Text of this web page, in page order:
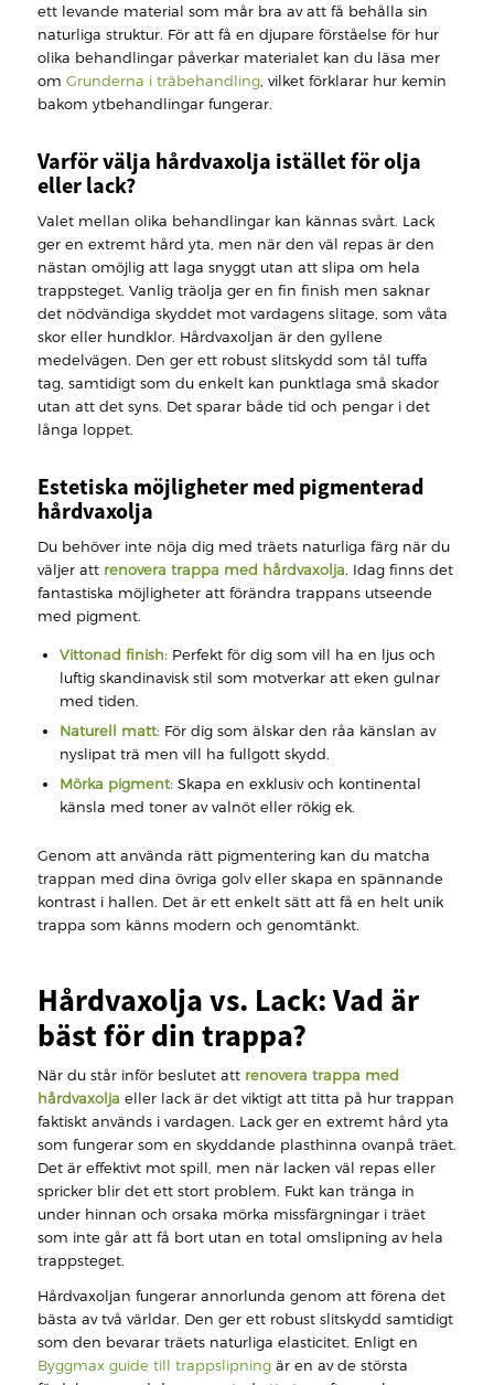
ett levande material som mår bra av att få behålla sin
naturliga struktur. För att få en djupare förståelse för hur
olika behandlingar påverkar materialet kan du läsa mer
om Grunderna i träbehandling, vilket förklarar hur kemin
bakom ytbehandlingar fungerar.
Varför välja hårdvaxolja istället för olja
eller lack?
Valet mellan olika behandlingar kan kännas svårt. Lack
ger en extremt hård yta, men när den väl repas är den
nästan omöjlig att laga snyggt utan att slipa om hela
trappsteget. Vanlig träolja ger en fin finish men saknar
det nödvändiga skyddet mot vardagens slitage, som våta
skor eller hundklor. Hårdvaxoljan är den gyllene
medelvägen. Den ger ett robust slitskydd som tål tuffa
tag, samtidigt som du enkelt kan punktlaga små skador
utan att det syns. Det sparar både tid och pengar i det
långa loppet.
Estetiska möjligheter med pigmenterad
hårdvaxolja
Du behöver inte nöja dig med träets naturliga färg när du
väljer att renovera trappa med hårdvaxolja. Idag finns det
fantastiska möjligheter att förändra trappans utseende
med pigment.
Vittonad finish:Perfekt för dig som vill ha en ljus och
luftig skandinavisk stil som motverkar att eken gulnar
med tiden.
Naturell matt:För dig som älskar den råa känslan av
nyslipat trä men vill ha fullgott skydd.
Mörka pigment:Skapa en exklusiv och kontinental
känsla med toner av valnöt eller rökig ek.
Genom att använda rätt pigmentering kan du matcha
trappan med dina övriga golv eller skapa en spännande
kontrast i hallen. Det är ett enkelt sätt att få en helt unik
trappa som känns modern och genomtänkt.
Hårdvaxolja vs. Lack: Vad är
bäst för din trappa?
När du står inför beslutet att renovera trappa med
hårdvaxolja eller lack är det viktigt att titta på hur trappan
faktiskt används i vardagen. Lack ger en extremt hård yta
som fungerar som en skyddande plasthinna ovanpå träet.
Det är effektivt mot spill, men när lacken väl repas eller
spricker blir det ett stort problem. Fukt kan tränga in
under hinnan och orsaka mörka missfärgningar i träet
som inte går att få bort utan en total omslipning av hela
trappsteget.
Hårdvaxoljan fungerar annorlunda genom att förena det
bästa av två världar. Den ger ett robust slitskydd samtidigt
som den bevarar träets naturliga elasticitet. Enligt en
Byggmax guide till trappslipningär en av de största